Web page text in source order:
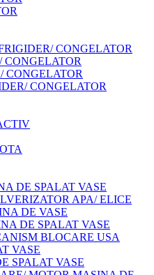
CONGELATOR
CONGELATOR
CONGELATOR
CONGELATOR
DE SPALAT VASE
APA/ ELICE
DE VASE
DE SPALAT VASE
BLOCARE USA
VASE
SPALAT VASE